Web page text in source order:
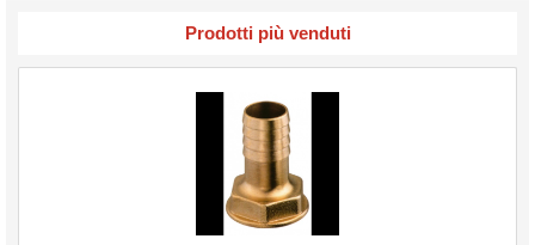
Prodotti più venduti